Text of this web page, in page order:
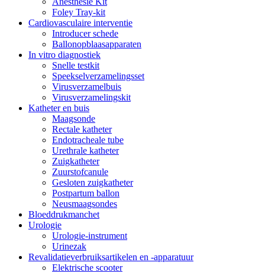
Foley Tray-kit
Cardiovasculaire interventie
Introducer schede
Ballonopblaasapparaten
In vitro diagnostiek
Snelle testkit
Speekselverzamelingsset
Virusverzamelbuis
Virusverzamelingskit
Katheter en buis
Maagsonde
Rectale katheter
Endotracheale tube
Urethrale katheter
Zuigkatheter
Zuurstofcanule
Gesloten zuigkatheter
Postpartum ballon
Neusmaagsondes
Bloeddrukmanchet
Urologie
Urologie-instrument
Urinezak
Revalidatieverbruiksartikelen en -apparatuur
Elektrische scooter